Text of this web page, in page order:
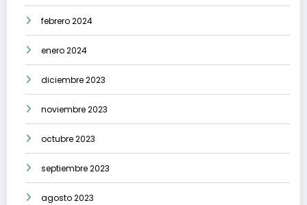
febrero 2024
enero 2024
diciembre 2023
noviembre 2023
octubre 2023
septiembre 2023
agosto 2023